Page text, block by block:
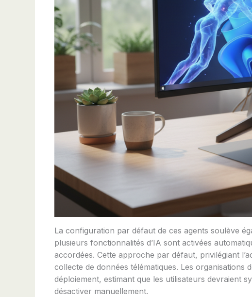
La configuration par défaut de ces agents soulève
plusieurs fonctionnalités d’IA sont activées
accordées. Cette approche par défaut, privilégiant
collecte de données télématiques. Les organisations
déploiement, estimant que les utilisateurs devraient
désactiver manuellement.